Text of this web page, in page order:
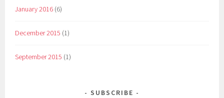
January 2016 (6)
December 2015 (1)
September 2015 (1)
SUBSCRIBE